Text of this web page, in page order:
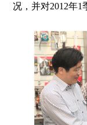
况，并对2012年1